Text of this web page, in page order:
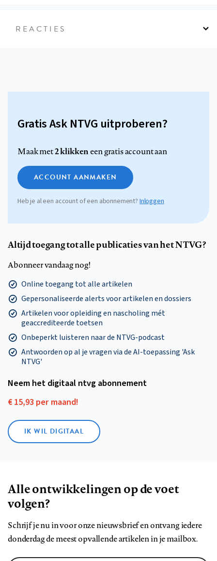
REACTIES
Gratis Ask NTVG uitproberen?
Maak met2 klikkeneen gratis account aan
ACCOUNT AANMAKEN
Heb je al een account of een abonnement? Inloggen
Altijd toegang tot alle publicaties van het NTVG?
Abonneer vandaag nog!
Online toegang tot alle artikelen
Gepersonaliseerde alerts voor artikelen en dossiers
Artikelen voor opleiding en nascholing mét
geaccrediteerde toetsen
Onbeperkt luisteren naar de NTVG-podcast
Antwoorden op al je vragen via de AI-toepassing 'Ask
NTVG'
Neem het digitaal ntvg abonnement
€ 15,93 per maand!
IK WIL DIGITAAL
Alle ontwikkelingen op de voet
volgen?
Schrijf je nu in voor onze nieuwsbrief en ontvang iedere
donderdag de meest opvallende artikelen in je mailbox.